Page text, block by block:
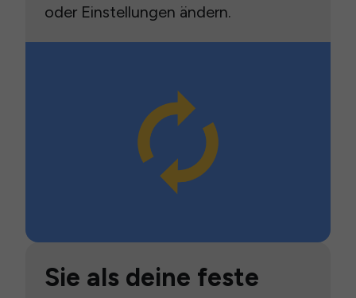
oder Einstellungen ändern.
Sie als deine feste